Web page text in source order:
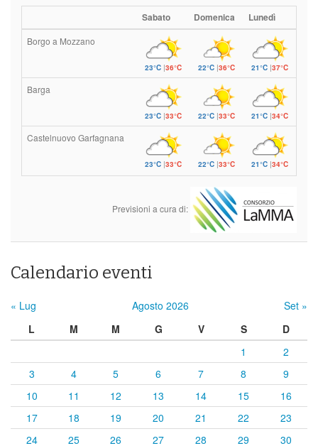
Sabato Domenica Lunedì
Borgo a Mozzano
23°C|36°C 22°C|36°C 21°C |37°C
Barga
23°C|33°C 22°C|33°C 21°C |34°C
Castelnuovo Garfagnana
23°C|33°C 22°C|33°C 21°C |34°C
Previsioni a cura di:
Calendario eventi
« Lug Agosto 2026
Set »
L
M M G V S
D
1
2
3
4 5 6 7 8
9
10
11 12 13 14 15
16
17
18 19 20 21 22
23
24
25 26 27 28 29 30